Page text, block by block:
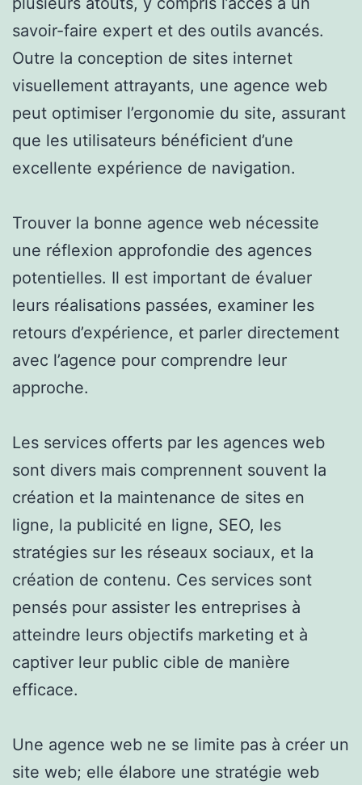
savoir-faire expert et des outils avancés.
Outre la conception de sites internet
visuellement attrayants, une agence web
peut optimiser l’ergonomie du site, assurant
que les utilisateurs bénéficient d’une
excellente expérience de navigation.
Trouver la bonne agence web nécessite
une réflexion approfondie des agences
potentielles. Il est important de évaluer
leurs réalisations passées, examiner les
retours d’expérience, et parler directement
avec l’agence pour comprendre leur
approche.
Les services offerts par les agences web
sont divers mais comprennent souvent la
création et la maintenance de sites en
ligne, la publicité en ligne, SEO, les
stratégies sur les réseaux sociaux, et la
création de contenu. Ces services sont
pensés pour assister les entreprises à
atteindre leurs objectifs marketing et à
captiver leur public cible de manière
efficace.
Une agence web ne se limite pas à créer un
site web; elle élabore une stratégie web